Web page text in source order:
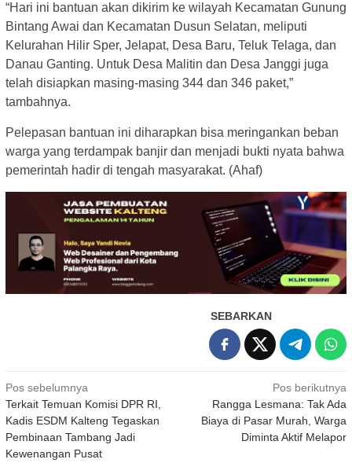
“Hari ini bantuan akan dikirim ke wilayah Kecamatan Gunung
Bintang Awai dan Kecamatan Dusun Selatan, meliputi
Kelurahan Hilir Sper, Jelapat, Desa Baru, Teluk Telaga, dan
Danau Ganting. Untuk Desa Malitin dan Desa Janggi juga
telah disiapkan masing-masing 344 dan 346 paket,”
tambahnya.
Pelepasan bantuan ini diharapkan bisa meringankan beban
warga yang terdampak banjir dan menjadi bukti nyata bahwa
pemerintah hadir di tengah masyarakat. (Ahaf)
SEBARKAN
Navigasi
pos
Pos sebelumnya
Terkait Temuan Komisi DPR RI,
Kadis ESDM Kalteng Tegaskan
Pembinaan Tambang Jadi
Kewenangan Pusat
Pos berikutnya
Rangga Lesmana: Tak Ada
Biaya di Pasar Murah, Warga
Diminta Aktif Melapor